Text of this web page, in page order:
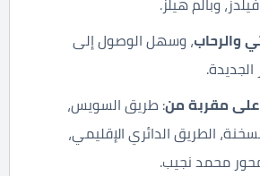
والرحاب، وسهل الوصول إلى
مقربة من: طريق السويس،
الطريق الدائري الإقليمي،
محمد نجيب.